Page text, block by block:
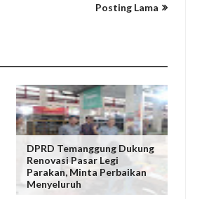
Posting Lama
DPRD Temanggung Dukung
Renovasi Pasar Legi
Parakan, Minta Perbaikan
Menyeluruh